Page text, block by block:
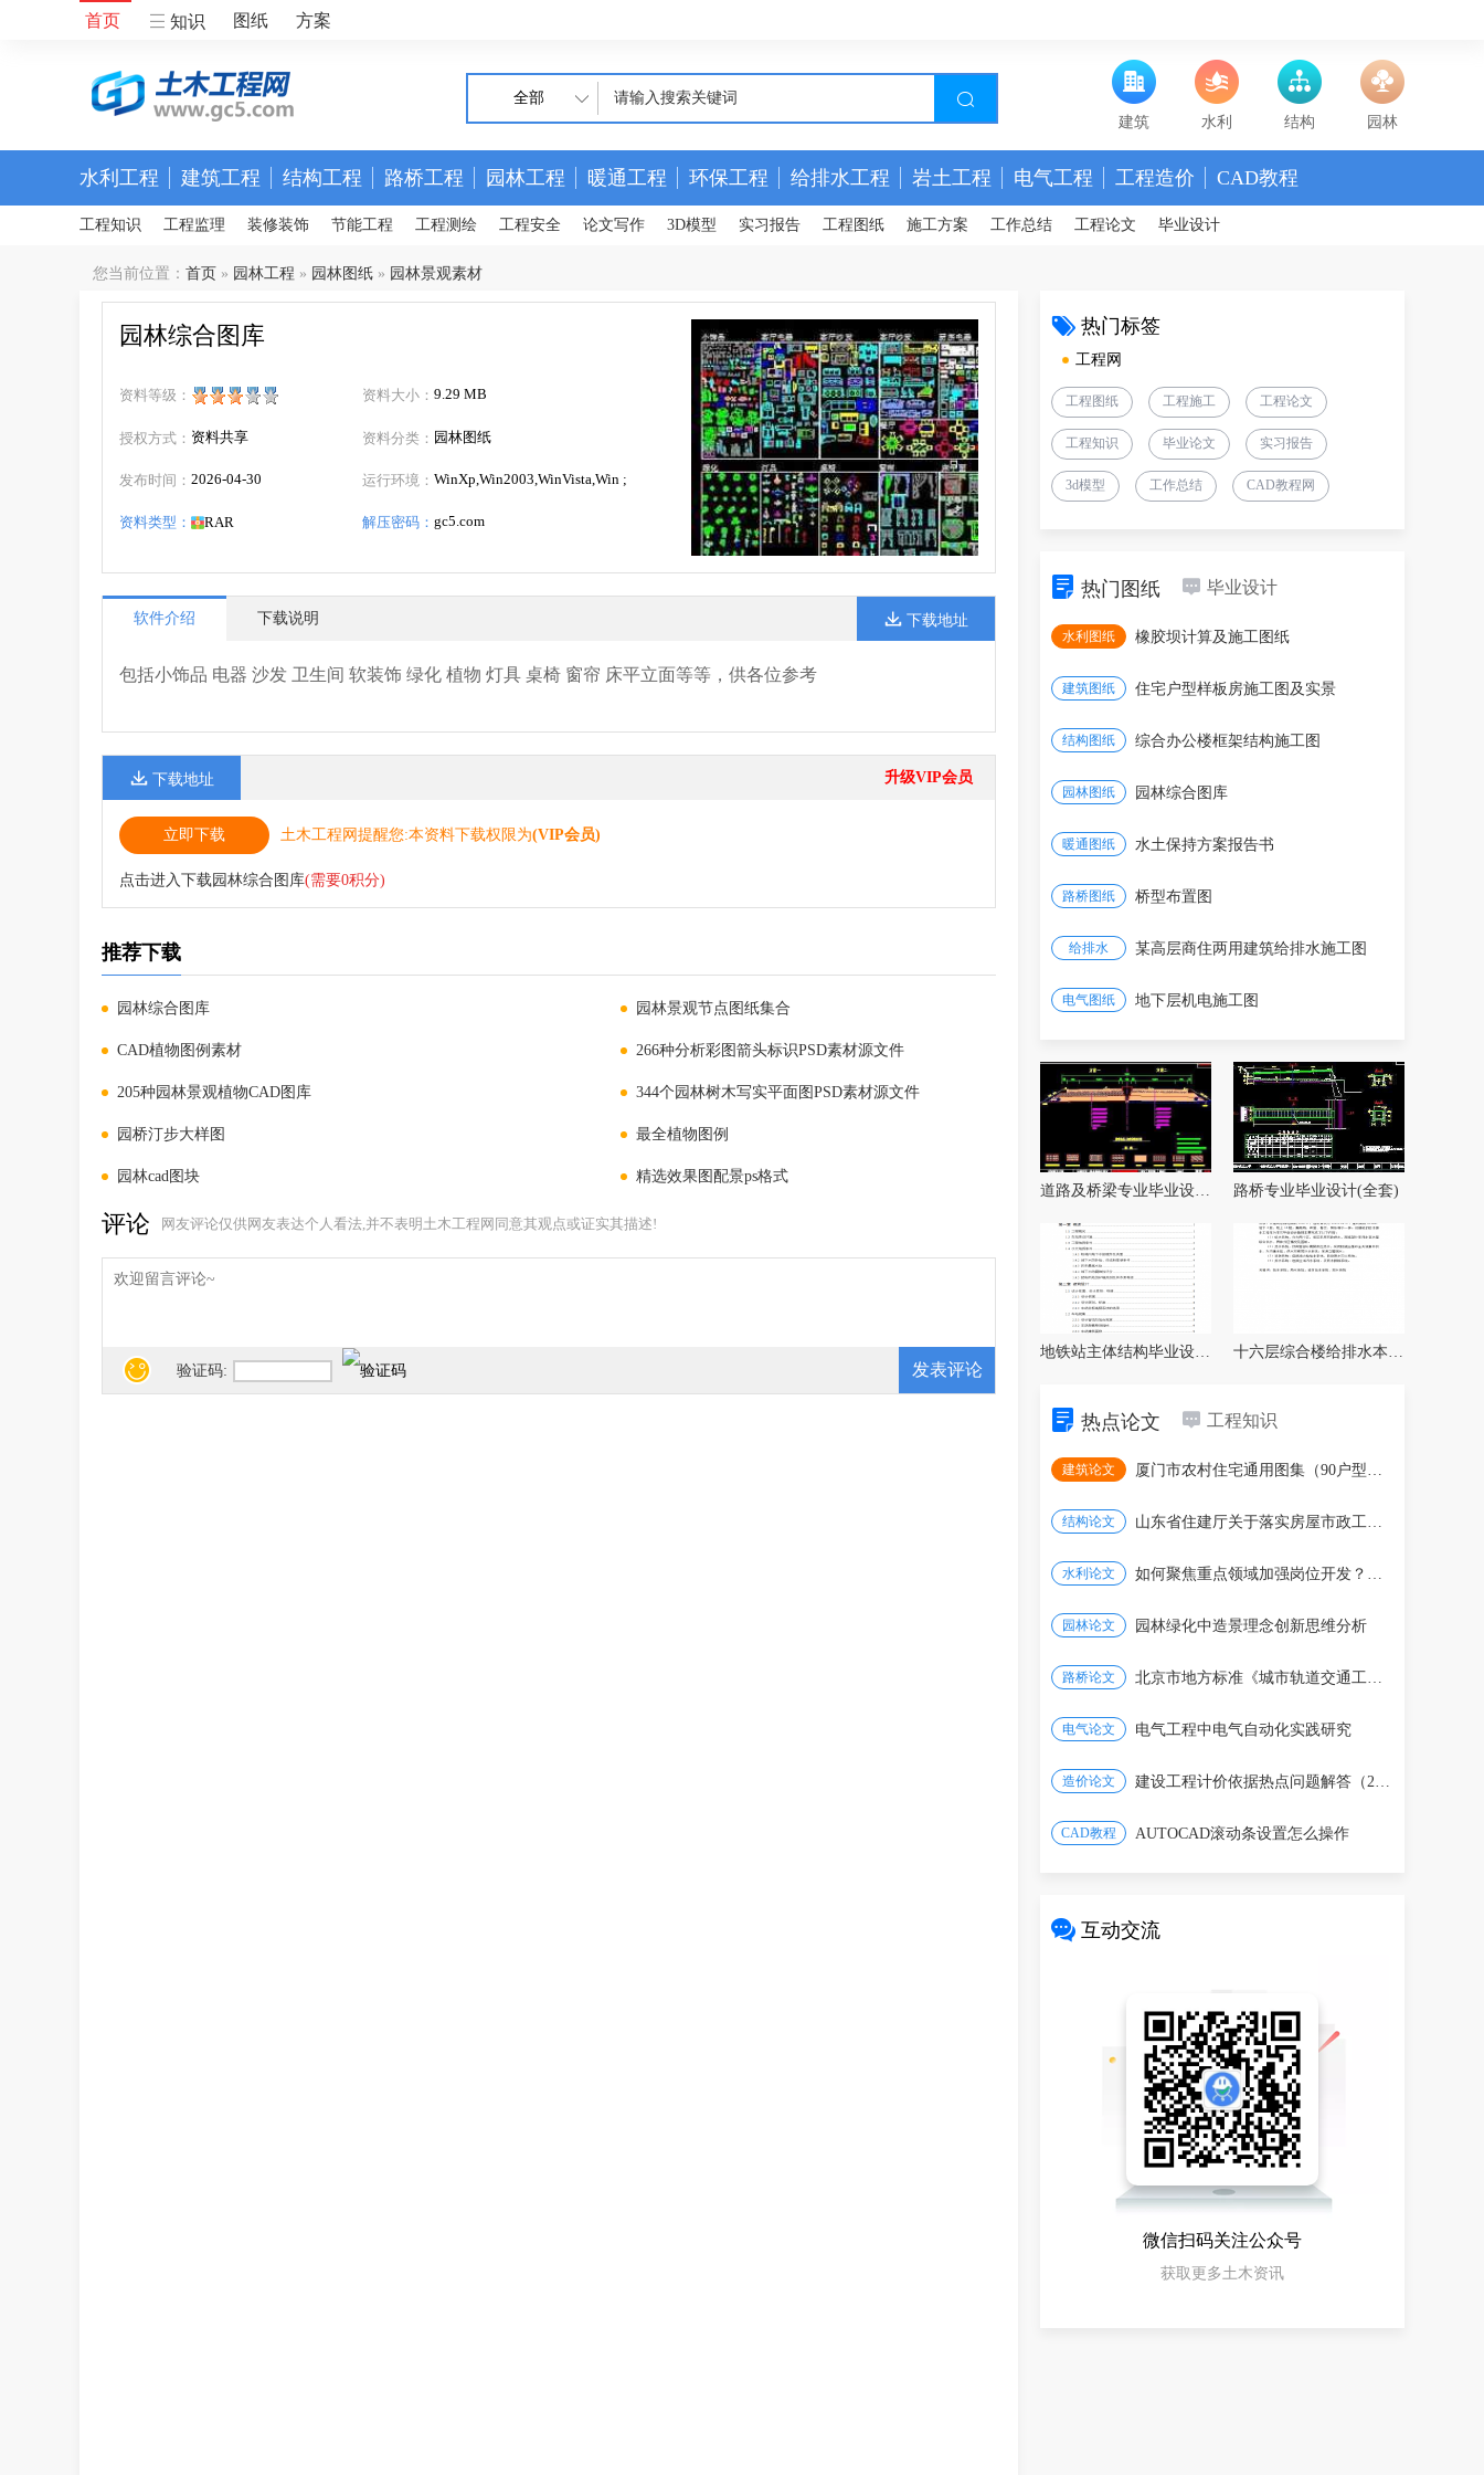
首页 知识 图纸 方案
全部
建筑
水利 结构 园林
水利工程 建筑工程 结构工程 路桥工程 园林工程 暖通工程 环保工程 给排水工程 岩土工程 电气工程 工程造价 CAD教程
工程知识 工程监理 装修装饰 节能工程 工程测绘 工程安全 论文写作 3D模型 实习报告 工程图纸 施工方案 工作总结 工程论文 毕业设计
您当前位置： 首页 » 园林工程 » 园林图纸 » 园林景观素材
园林综合图库
资料等级：
授权方式： 资料共享
发布时间： 2026-04-30
资料类型： RAR
资料大小： 9.29 MB
资料分类： 园林图纸
运行环境： WinXp,Win2003,WinVista,Win ;
解压密码： gc5.com
软件介绍 下载说明 下载地址
包括小饰品 电器 沙发 卫生间 软装饰 绿化 植物 灯具 桌椅 窗帘 床平立面等等，供各位参考
下载地址 升级VIP会员
立即下载 土木工程网提醒您:本资料下载权限为(VIP会员)
点击进入下载园林综合图库(需要0积分)
推荐下载
园林综合图库 园林景观节点图纸集合
CAD植物图例素材 266种分析彩图箭头标识PSD素材源文件
205种园林景观植物CAD图库 344个园林树木写实平面图PSD素材源文件
园桥汀步大样图 最全植物图例
园林cad图块 精选效果图配景ps格式
评论 网友评论仅供网友表达个人看法,并不表明土木工程网同意其观点或证实其描述!
验证码:
热门标签
工程网
工程图纸 工程施工 工程论文
工程知识 毕业论文 实习报告
3d模型 工作总结 CAD教程网
热门图纸 毕业设计
水利图纸 橡胶坝计算及施工图纸
建筑图纸 住宅户型样板房施工图及实景
结构图纸 综合办公楼框架结构施工图
园林图纸 园林综合图库
暖通图纸 水土保持方案报告书
路桥图纸 桥型布置图
给排水 某高层商住两用建筑给排水施工图
电气图纸 地下层机电施工图
道路及桥梁专业毕业设计全套 路桥专业毕业设计(全套)
地铁站主体结构毕业设计（含开题报告、任务 十六层综合楼给排水本科毕业设计书 87P
热点论文 工程知识
建筑论文 厦门市农村住宅通用图集（90户型汇编2022年版）
结构论文 山东省住建厅关于落实房屋市政工程建设单位安全生
水利论文 如何聚焦重点领域加强岗位开发？一图看懂
园林论文 园林绿化中造景理念创新思维分析
路桥论文 北京市地方标准《城市轨道交通工程设计标准》修订
电气论文 电气工程中电气自动化实践研究
造价论文 建设工程计价依据热点问题解答（2026年4月）
CAD教程 AUTOCAD滚动条设置怎么操作
互动交流
微信扫码关注公众号
获取更多土木资讯